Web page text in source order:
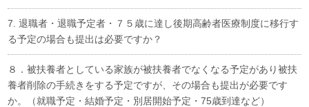
7. 退職者・退職予定者・７５歳に達し後期高齢者医療制度に移行す
る予定の場合も提出は必要ですか？
８．被扶養者としている家族が被扶養者でなくなる予定があり被扶
養者削除の手続きをする予定ですが、その場合も提出が必要です
か。（就職予定・結婚予定・別居開始予定・75歳到達など）